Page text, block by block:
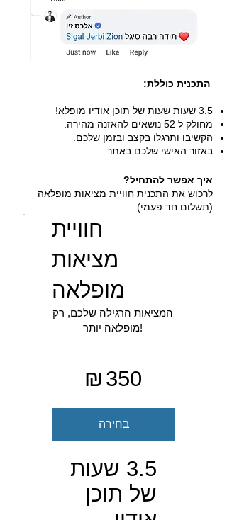
התכנית כוללת:​
3.5 שעות שעות של תוכן אודיו מופלא!
מחולק ל 52 נושאים להאזנה מהירה.
הקשיבו ותרגלו בקצב ובזמן שלכם.
באזור האישי שלכם באתר.
איך אפשר להתחיל?
לרכוש את התכנית חוויית מציאות מופלאה
(תשלום חד פעמי)
חוויית
מציאות
מופלאה
₪ 350
המציאות הרגילה שלכם, רק
מופלאה יותר!
בחירה
3.5 שעות
של תוכן